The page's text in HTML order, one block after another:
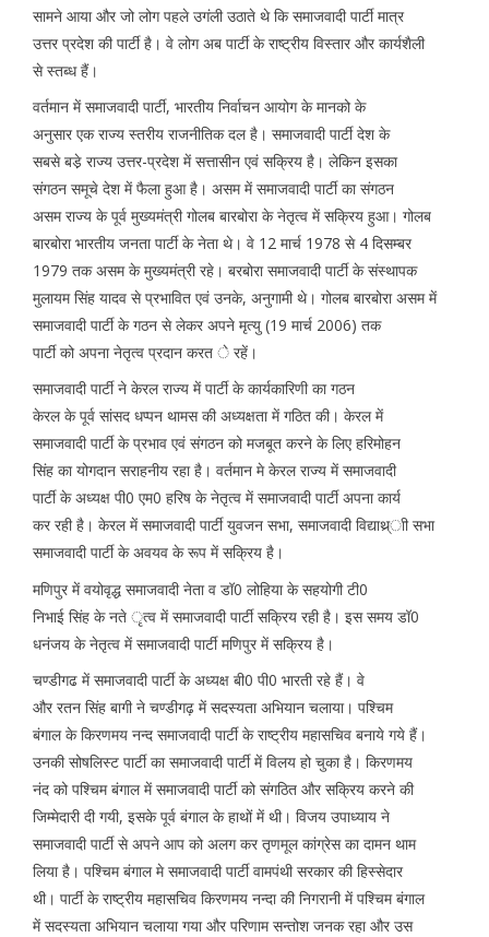
सामने आया और जो लोग पहले उगंली उठाते थे कि समाजवादी पार्टी मात्र
उत्तर प्रदेश की पार्टी है। वे लोग अब पार्टी के राष्ट्रीय विस्तार और कार्यशैली
से स्तब्ध हैं।
वर्तमान में समाजवादी पार्टी, भारतीय निर्वाचन आयोग के मानको के
अनुसार एक राज्य स्तरीय राजनीतिक दल है। समाजवादी पार्टी देश के
सबसे बडे़ राज्य उत्तर-प्रदेश में सत्तासीन एवं सक्रिय है। लेकिन इसका
संगठन समूचे देश में फैला हुआ है। असम में समाजवादी पार्टी का संगठन
असम राज्य के पूर्व मुख्यमंत्री गोलब बारबोरा के नेतृत्व में सक्रिय हुआ। गोलब
बारबोरा भारतीय जनता पार्टी के नेता थे। वे 12 मार्च 1978 से 4 दिसम्बर
1979 तक असम के मुख्यमंत्री रहे। बरबोरा समाजवादी पार्टी के संस्थापक
मुलायम सिंह यादव से प्रभावित एवं उनके, अनुगामी थे। गोलब बारबोरा असम में
समाजवादी पार्टी के गठन से लेकर अपने मृत्यु (19 मार्च 2006) तक
पार्टी को अपना नेतृत्व प्रदान करत े रहें।
समाजवादी पार्टी ने केरल राज्य में पार्टी के कार्यकारिणी का गठन
केरल के पूर्व सांसद धप्पन थामस की अध्यक्षता में गठित की। केरल में
समाजवादी पार्टी के प्रभाव एवं संगठन को मजबूत करने के लिए हरिमोहन
सिंह का योगदान सराहनीय रहा है। वर्तमान मे केरल राज्य में समाजवादी
पार्टी के अध्यक्ष पी0 एम0 हरिष के नेतृत्व में समाजवादी पार्टी अपना कार्य
कर रही है। केरल में समाजवादी पार्टी युवजन सभा, समाजवादी विद्याथ्र्ाी सभा
समाजवादी पार्टी के अवयव के रूप में सक्रिय है।
मणिपुर में वयोवृद्ध समाजवादी नेता व डॉ0 लोहिया के सहयोगी टी0
निभाई सिंह के नते ृत्व में समाजवादी पार्टी सक्रिय रही है। इस समय डॉ0
धनंजय के नेतृत्व में समाजवादी पार्टी मणिपुर में सक्रिय है।
चण्डीगढ में समाजवादी पार्टी के अध्यक्ष बी0 पी0 भारती रहे हैं। वे
और रतन सिंह बागी ने चण्डीगढ़ में सदस्यता अभियान चलाया। पश्चिम
बंगाल के किरणमय नन्द समाजवादी पार्टी के राष्ट्रीय महासचिव बनाये गये हैं।
उनकी सोषलिस्ट पार्टी का समाजवादी पार्टी में विलय हो चुका है। किरणमय
नंद को पश्चिम बंगाल में समाजवादी पार्टी को संगठित और सक्रिय करने की
जिम्मेदारी दी गयी, इसके पूर्व बंगाल के हाथों में थी। विजय उपाध्याय ने
समाजवादी पार्टी से अपने आप को अलग कर तृणमूल कांग्रेस का दामन थाम
लिया है। पश्चिम बंगाल मे समाजवादी पार्टी वामपंथी सरकार की हिस्सेदार
थी। पार्टी के राष्ट्रीय महासचिव किरणमय नन्दा की निगरानी में पश्चिम बंगाल
में सदस्यता अभियान चलाया गया और परिणाम सन्तोश जनक रहा और उस